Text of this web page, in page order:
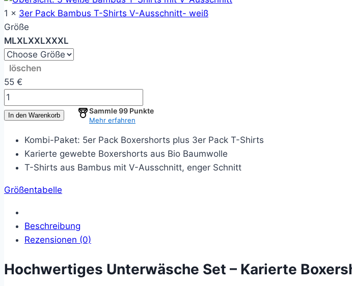
1 × 3er Pack Bambus T-Shirts V-Ausschnitt- weiß
Größe
MLXLXXLXXXL
löschen
55 €
5er
Pack
gewebte
Boxershorts-
kariert
Pack
Ausschnitt-
Menge
In den Warenkorb
Sammle 99 Punkte
Mehr erfahren
Kombi-Paket: 5er Pack Boxershorts plus 3er Pack T-Shirts
Karierte gewebte Boxershorts aus Bio Baumwolle
T-Shirts aus Bambus mit V-Ausschnitt, enger Schnitt
Größentabelle
Beschreibung
Rezensionen (0)
Hochwertiges Unterwäsche Set – Karierte